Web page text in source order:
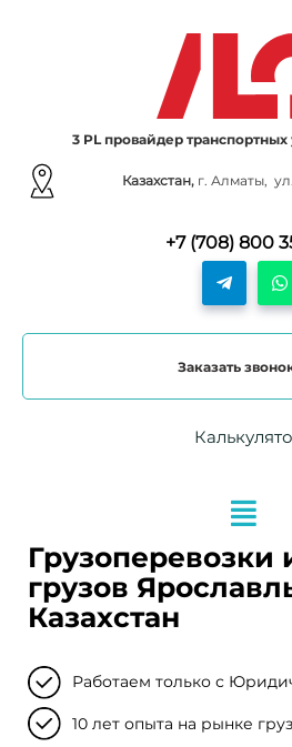
3 PL провайдер транспортных
Казахстан, г. Алматы,
+7 (708) 800
Заказать
Грузоперевозки
грузов
Казахстан
Работаем только с
10 лет опыта на рынке